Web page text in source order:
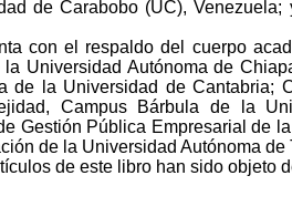
de Carabobo (UC),
con el respaldo del cuerpo
la Universidad Autónoma de
de la Universidad de Cantabria;
Campus Bárbula de la
Gestión Pública Empresarial de
de la Universidad Autónoma de
de este libro han sido objeto